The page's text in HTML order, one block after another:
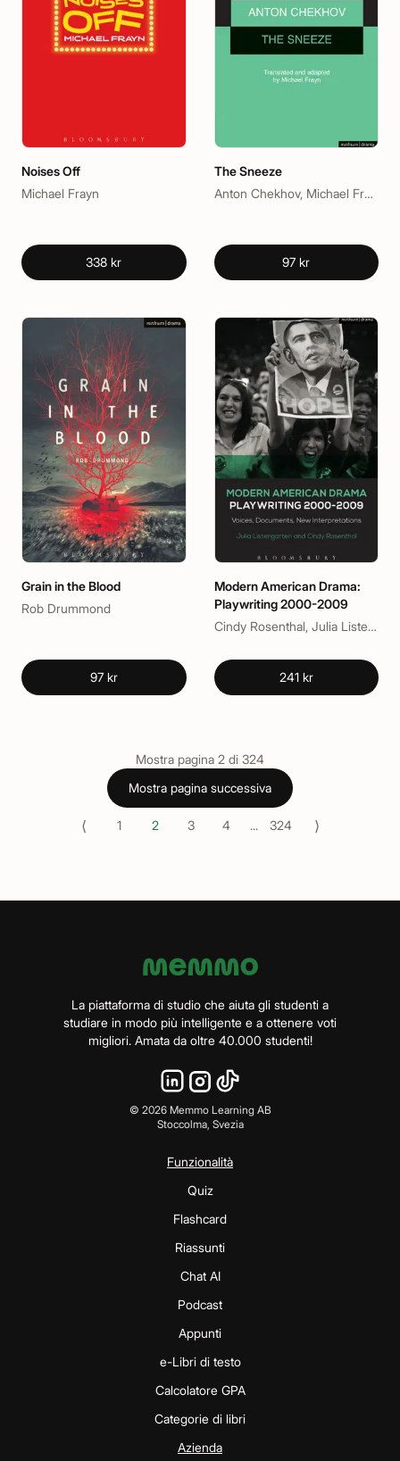
Noises Off
Michael Frayn
338 kr
The Sneeze
Anton Chekhov, Michael Frayn
97 kr
Grain in the Blood
Rob Drummond
97 kr
Modern American Drama:
Playwriting 2000-2009
Cindy Rosenthal, Julia Listengarten
241 kr
Mostra pagina 2 di 324
Mostra pagina successiva
⟨ 1 2 3 4 ... 324 ⟩
La piattaforma di studio che aiuta gli studenti a
studiare in modo più intelligente e a ottenere voti
migliori. Amata da oltre 40.000 studenti!
© 2026Memmo Learning AB
Stoccolma, Svezia
Funzionalità
Quiz
Flashcard
Riassunti
Chat AI
Podcast
Appunti
e-Libri di testo
Calcolatore GPA
Categorie di libri
Azienda